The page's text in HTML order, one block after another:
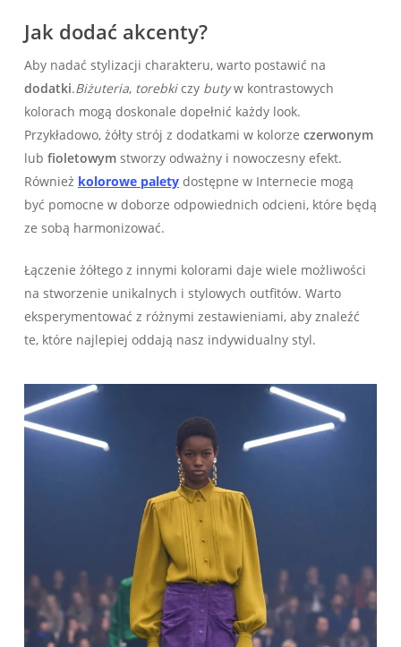
Jak dodać ‌akcenty?
Aby ⁢nadać stylizacji charakteru,⁢ warto postawić na‌
dodatki.Biżuteria, torebkiczy butyw kontrastowych
kolorach mogą doskonale dopełnić każdy look.
Przykładowo, ‌żółty strój ​z dodatkami w kolorze czerwonym
lub fioletowymstworzy odważny i nowoczesny efekt.‍
Również kolorowe paletydostępne w Internecie mogą
być⁣ pomocne w⁤ doborze odpowiednich odcieni, które będą
ze sobą harmonizować.
Łączenie żółtego z innymi kolorami daje wiele możliwości
na ​stworzenie unikalnych i stylowych outfitów. Warto
eksperymentować z ‌różnymi ‌zestawieniami, aby znaleźć​
te, które najlepiej oddają nasz indywidualny styl.